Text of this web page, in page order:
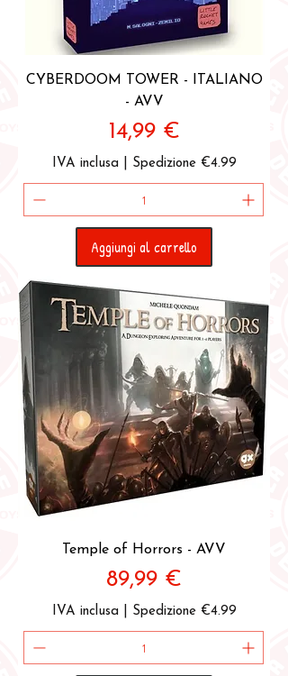
CYBERDOOM TOWER - ITALIANO
- AVV
Prezzo
14,99 €
IVA inclusa Spedizione €4.99
Aggiungi al carrello
Temple of Horrors - AVV
Prezzo
89,99 €
IVA inclusa Spedizione €4.99